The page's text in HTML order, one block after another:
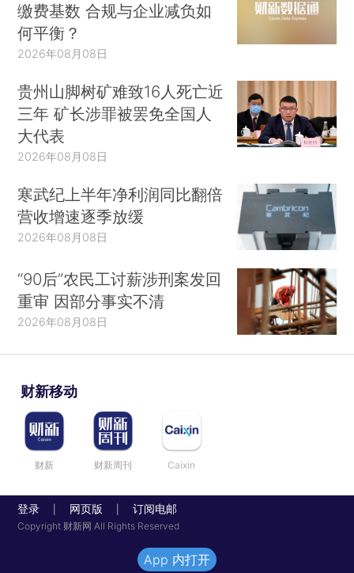
缴费基数 合规与企业减负如
何平衡？
2026年08月08日
贵州山脚树矿难致16人死亡近
三年 矿长涉罪被罢免全国人
大代表
2026年08月08日
寒武纪上半年净利润同比翻倍
营收增速逐季放缓
2026年08月08日
“90后”农民工讨薪涉刑案发回
重审 因部分事实不清
2026年08月08日
财新移动
财新 财新周刊 Caixin
登录 网页版 订阅电邮
Copyright 财新网 All Rights Reserved
App 内打开